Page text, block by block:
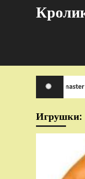
TCA
Игрушки: